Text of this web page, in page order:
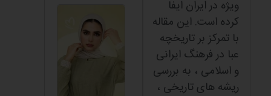
ویژه در ایران ایفا
کرده است. این مقاله
با تمرکز بر تاریخچه
عبا در فرهنگ ایرانی
و اسلامی ، به بررسی
ریشه های تاریخی ،